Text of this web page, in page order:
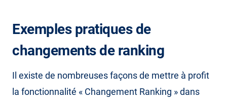
Exemples pratiques de
changements de ranking
Il existe de nombreuses façons de mettre à profit
la fonctionnalité « Changement Ranking » dans